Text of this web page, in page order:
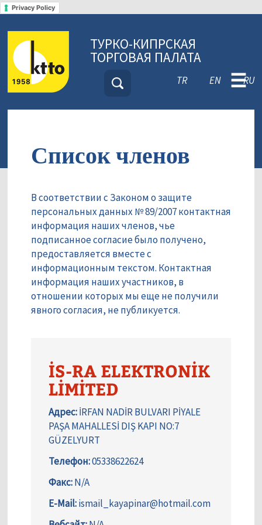
Privacy Policy
ТУРКО-КИПРСКАЯ
ТОРГОВАЯ ПАЛАТА
TR EN RU
☰
Список членов
В соответствии с Законом о защите
персональных данных № 89/2007 контактная
информация наших членов, чье
подписанное согласие было получено,
предоставляется вместе с
информационным текстом. Контактная
информация наших участников, в
отношении которых мы еще не получили
явного согласия, не публикуется.
İS-RA ELEKTRONİK
LİMİTED
Адрес:İRFAN NADİR BULVARI PİYALE
PAŞA MAHALLESİ DIŞ KAPI NO:7
GÜZELYURT
Телефон:05338622624
Факс:N/A
E-Mail:ismail_kayapinar@hotmail.com